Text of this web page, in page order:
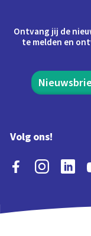
Ontvang jij de
te melden en
Volg ons!